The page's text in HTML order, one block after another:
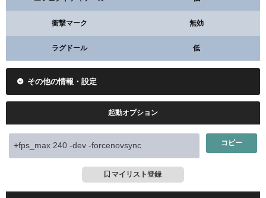
衝撃マーク 無効
ラグドール 低
その他の情報・設定
起動オプション
コピー
マイリスト登録